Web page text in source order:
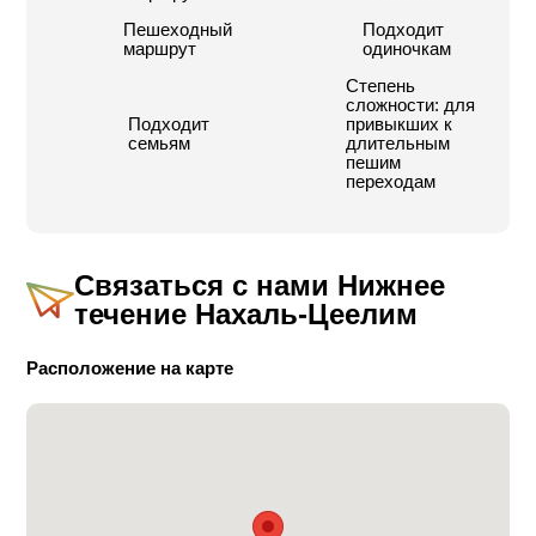
Обратите внимание:
в летнее время из-за сильной
жары, которая постоянно бывает в этих местах,
рекомендуется начинать прохождение маршрута на
Любая информация, касающаяся туристических
маршрутов, носит рекомендательный характер:
ответственность в данной связи.
Пешеходный
маршрут
Подходит
одиночкам
Подходит
семьям
Степень
сложности: для
привыкших к
длительным
пешим
переходам
Связаться с нами Нижнее
течение Нахаль-Цеелим
Расположение на карте